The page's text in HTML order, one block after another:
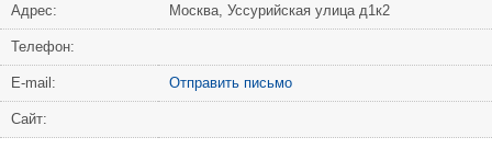
Адрес: Москва, Уссурийская улица д1к2
Телефон:
Е-mail: Отправить письмо
Сайт: